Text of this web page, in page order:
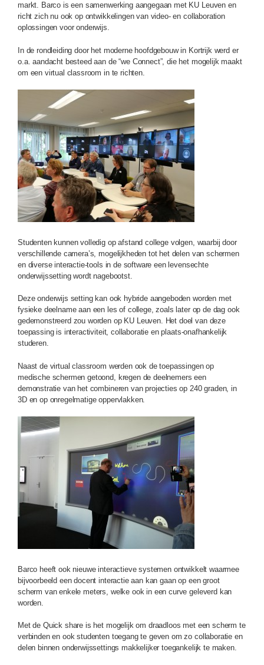
markt. Barco is een samenwerking aangegaan met KU Leuven en
richt zich nu ook op ontwikkelingen van video- en collaboration
oplossingen voor onderwijs.
In de rondleiding door het moderne hoofdgebouw in Kortrijk werd er
o.a. aandacht besteed aan de “we Connect”, die het mogelijk maakt
om een virtual classroom in te richten.
Studenten kunnen volledig op afstand college volgen, waarbij door
verschillende camera’s, mogelijkheden tot het delen van schermen
en diverse interactie-tools in de software een levensechte
onderwijssetting wordt nagebootst.
Deze onderwijs setting kan ook hybride aangeboden worden met
fysieke deelname aan een les of college, zoals later op de dag ook
gedemonstreerd zou worden op KU Leuven. Het doel van deze
toepassing is interactiviteit, collaboratie en plaats-onafhankelijk
studeren.
Naast de virtual classroom werden ook de toepassingen op
medische schermen getoond, kregen de deelnemers een
demonstratie van het combineren van projecties op 240 graden, in
3D en op onregelmatige oppervlakken.
Barco heeft ook nieuwe interactieve systemen ontwikkelt waarmee
bijvoorbeeld een docent interactie aan kan gaan op een groot
scherm van enkele meters, welke ook in een curve geleverd kan
worden.
Met de Quick share is het mogelijk om draadloos met een scherm te
verbinden en ook studenten toegang te geven om zo collaboratie en
delen binnen onderwijssettings makkelijker toegankelijk te maken.